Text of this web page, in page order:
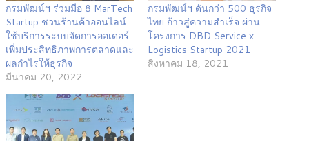
กรมพัฒน์ฯ ร่วมมือ 8 MarTech
Startup ชวนร้านค้าออนไลน์
ใช้บริการระบบจัดการออเดอร์
เพิ่มประสิทธิภาพการตลาดและ
ผลกำไรให้ธุรกิจ
มีนาคม 20, 2022
กรมพัฒน์ฯ ดันกว่า 500 ธุรกิจ
ไทย ก้าวสู่ความสำเร็จ ผ่าน
โครงการ DBD Service x
Logistics Startup 2021
สิงหาคม 18, 2021